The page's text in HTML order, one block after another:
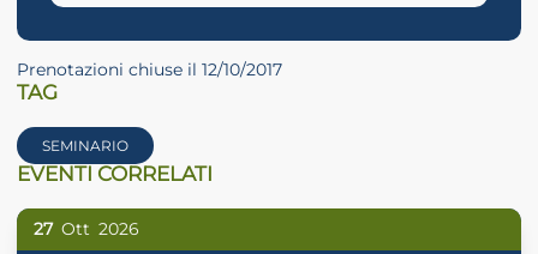
Prenotazioni chiuse il 12/10/2017
TAG
SEMINARIO
EVENTI CORRELATI
27 Ott 2026